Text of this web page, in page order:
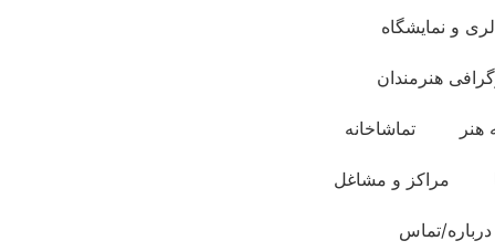
و نمایشگاه
هنرمندان
هنر تماشاخانه
مراکز و مشاغل
درباره/تماس